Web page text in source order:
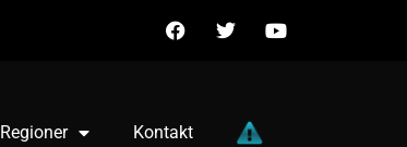
Regioner Kontakt